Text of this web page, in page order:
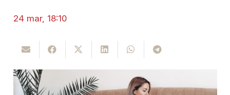
24 mar, 18:10